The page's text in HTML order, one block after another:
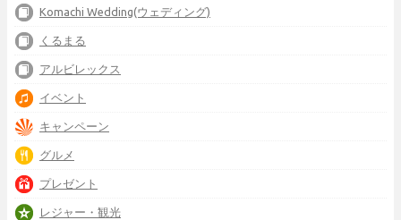
Komachi Wedding(ウェディング)
くるまる
アルビレックス
イベント
キャンペーン
グルメ
プレゼント
レジャー・観光